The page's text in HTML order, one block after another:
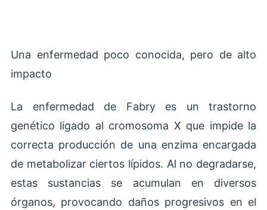
Una enfermedad poco conocida, pero de alto
impacto
La enfermedad de Fabry es un trastorno
genético ligado al cromosoma X que impide la
correcta producción de una enzima encargada
de metabolizar ciertos lípidos. Al no degradarse,
estas sustancias se acumulan en diversos
órganos, provocando daños progresivos en el